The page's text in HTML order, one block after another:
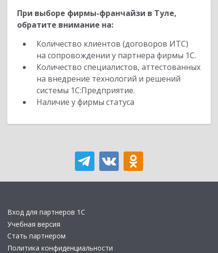
При выборе фирмы-франчайзи в Туле,
обратите внимание на:
Количество клиентов (договоров ИТС)
на сопровождении у партнера фирмы 1С.
Количество специалистов, аттестованных
на внедрение технологий и решений
системы 1С:Предприятие.
Наличие у фирмы статуса
Вход для партнеров 1С
Учебная версия
Стать партнером
Политика конфиденциальности